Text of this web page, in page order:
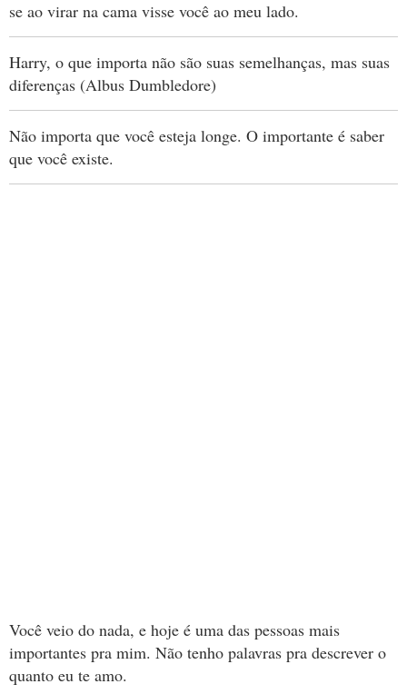
se ao virar na cama visse você ao meu lado.
Harry, o que importa não são suas semelhanças, mas suas
diferenças (Albus Dumbledore)
Não importa que você esteja longe. O importante é saber
que você existe.
Você veio do nada, e hoje é uma das pessoas mais
importantes pra mim. Não tenho palavras pra descrever o
quanto eu te amo.